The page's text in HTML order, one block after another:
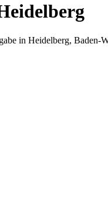
in Heidelberg,